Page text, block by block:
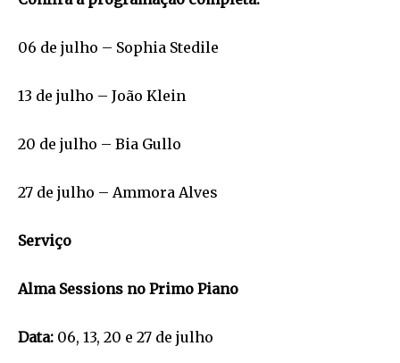
06 de julho – Sophia Stedile
13 de julho – João Klein
20 de julho – Bia Gullo
27 de julho – Ammora Alves
Serviço
Alma Sessions no Primo Piano
Data: 06, 13, 20 e 27 de julho